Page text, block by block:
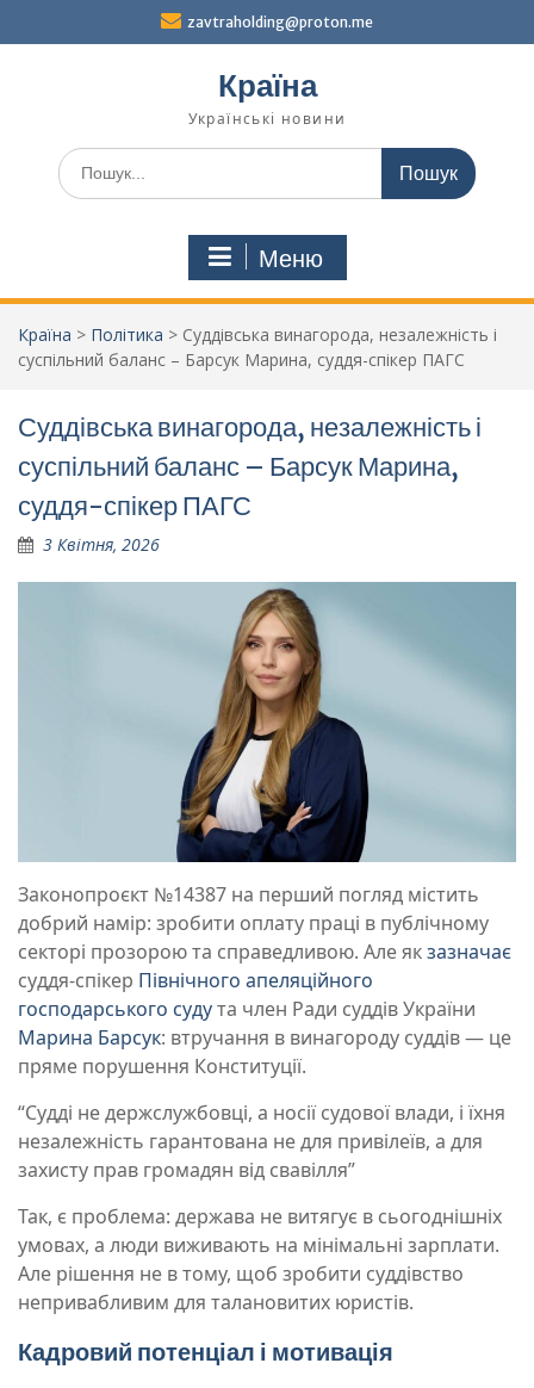
zavtraholding@proton.me
Країна
Українські новини
Шукати:
Меню
Країна > Політика > Суддівська винагорода, незалежність і
суспільний баланс – Барсук Марина, суддя-спікер ПАГС
Суддівська винагорода, незалежність і
суспільний баланс – Барсук Марина,
суддя-спікер ПАГС
3 Квітня, 2026
Законопроєкт №14387 на перший погляд містить
добрий намір: зробити оплату праці в публічному
секторі прозорою та справедливою. Але якзазначає
суддя-спікер Північного апеляційного
господарського судута член Ради суддів України
Марина Барсук: втручання в винагороду суддів — це
пряме порушення Конституції.
“Судді не держслужбовці, а носії судової влади, і їхня
незалежність гарантована не для привілеїв, а для
захисту прав громадян від свавілля”
Так, є проблема: держава не витягує в сьогоднішніх
умовах, а люди виживають на мінімальні зарплати.
Але рішення не в тому, щоб зробити суддівство
непривабливим для талановитих юристів.
Кадровий потенціал і мотивація